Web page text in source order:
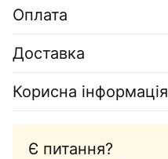
Оплата
Доставка
Корисна інформація
Є питання?